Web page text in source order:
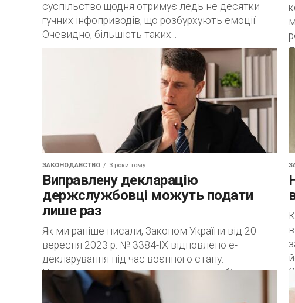
суспільство щодня отримує ледь не десятки
гучних інфоприводів, що розбурхують емоції.
Очевидно, більшість таких...
ЗАКОНОДАВСТВО 3 роки тому
Виправлену декларацію
держслужбовці можуть подати
лише раз
Як ми раніше писали, Законом України від 20
вересня 2023 р. № 3384-IX відновлено е-
декларування під час воєнного стану.
Національне агентство з питань запобігання
корупції роз’яснило,...